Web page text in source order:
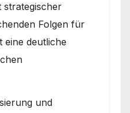
strategischer
Folgen für
eine deutliche
und